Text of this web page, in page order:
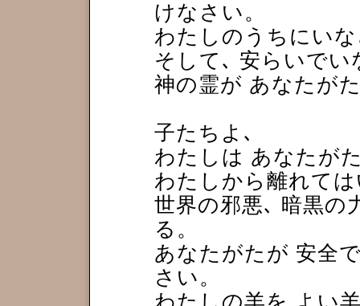
けなさい。
わたしのうちにい
そして､ 安らいでい
神の霊が あなたが
子たちよ､
わたしは あなたが
わたしから離れて
世界の邪悪､ 暗黒の
る。
あなたがたが 安全
さい。
わたしの羊を よい